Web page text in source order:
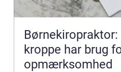
Børnekiropraktor:
kroppe har brug
opmærksomhed